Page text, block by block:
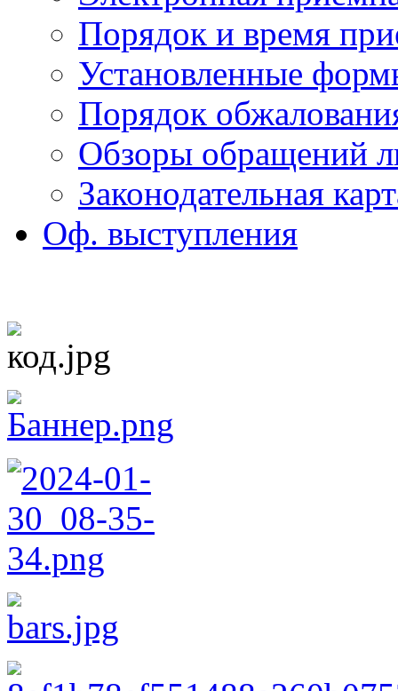
Порядок и время
Установленные
Порядок
Обзоры обращений
Законодательная
Оф. выступления